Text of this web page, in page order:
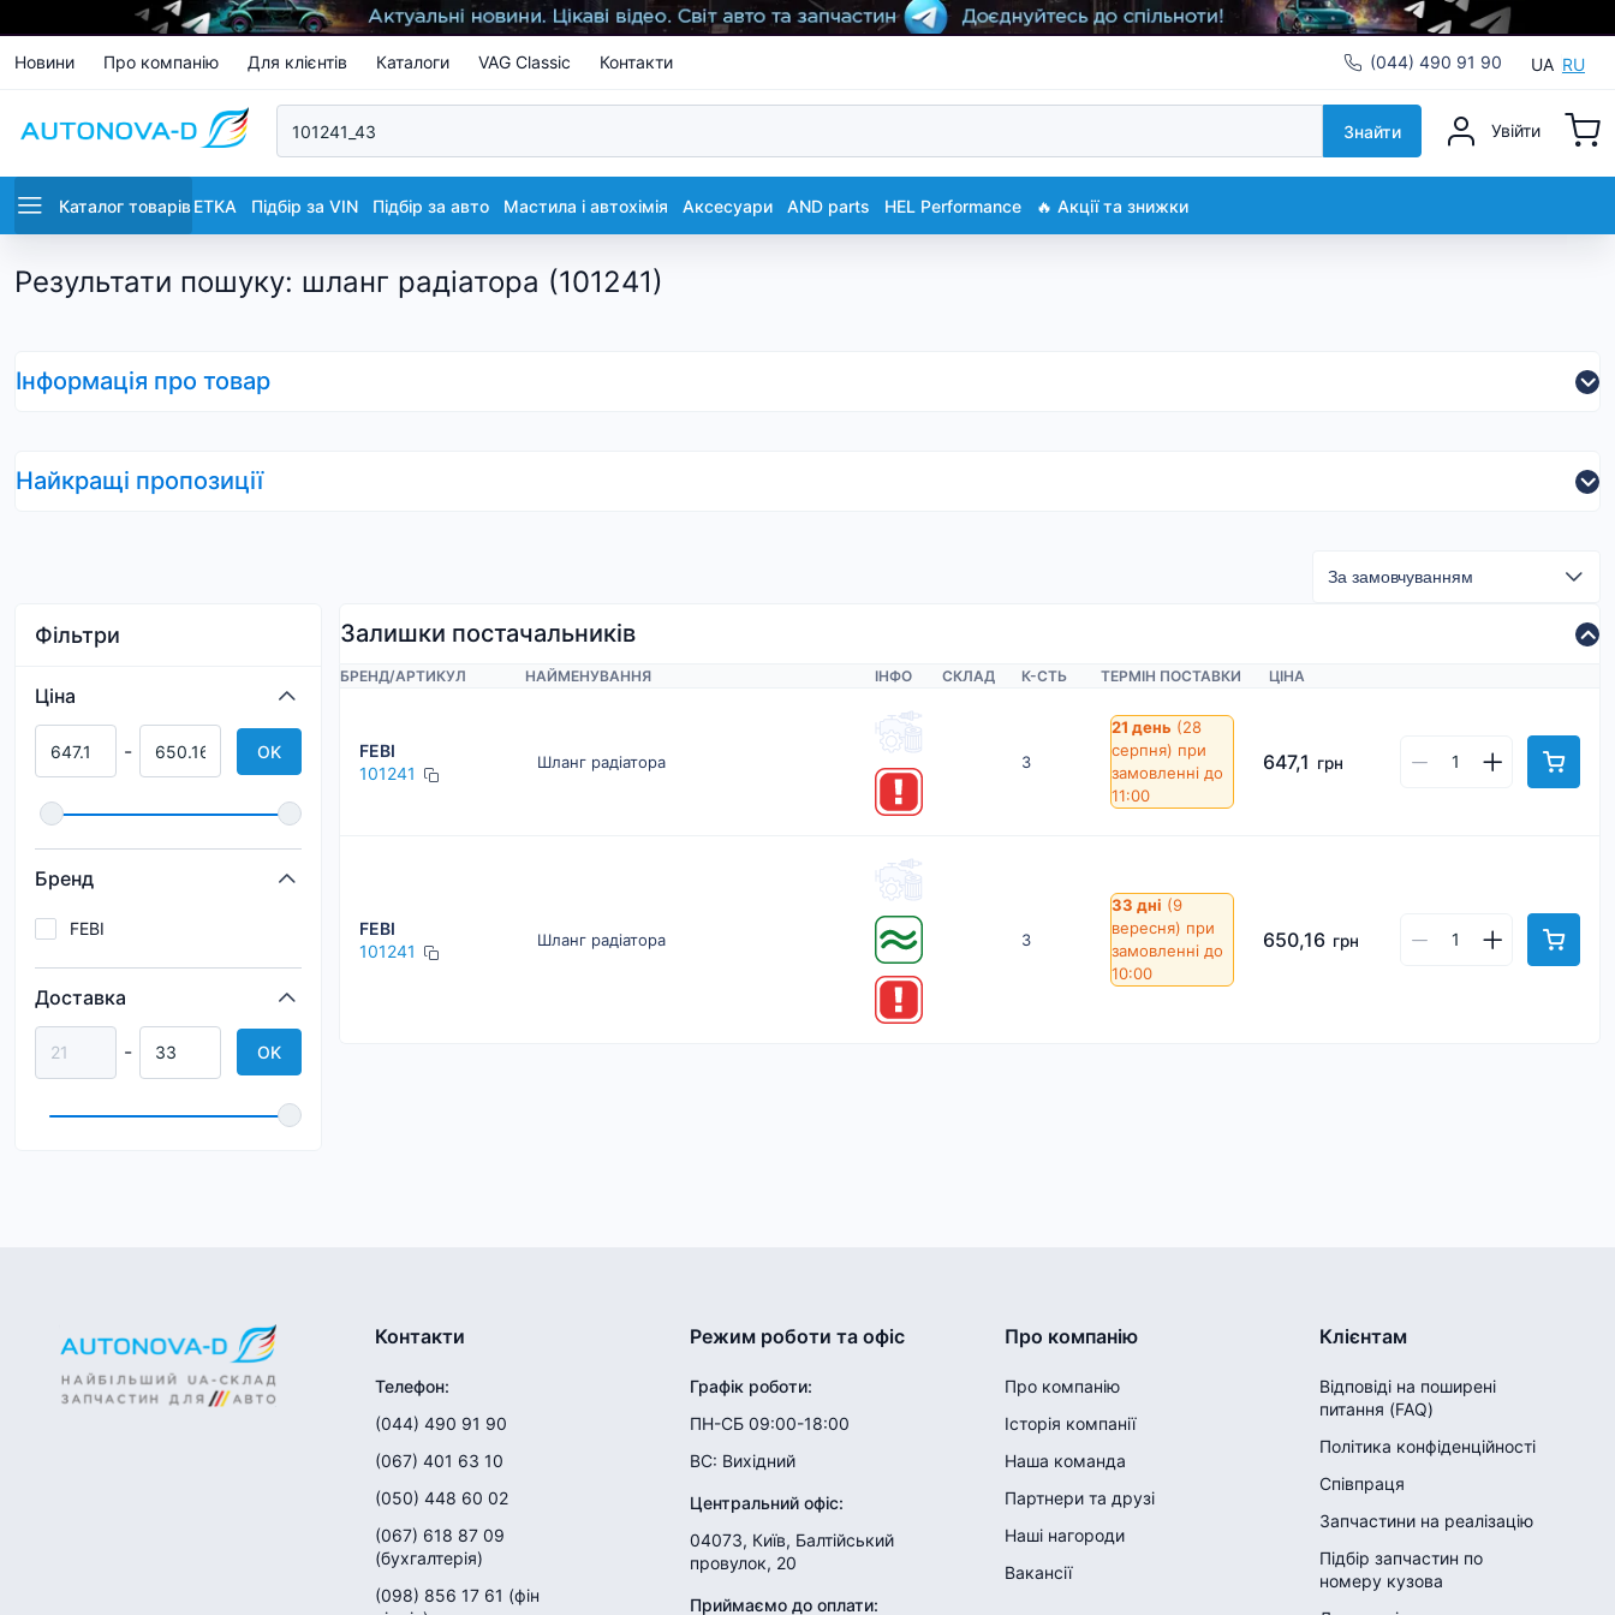
Новини Про компанію Для клієнтів Каталоги VAG Classic Контакти (044) 490 91 90 UA RU
Знайти Увійти
Каталог товарівETKA Підбір за VIN Підбір за авто Мастила і автохімія Аксесуари AND parts HEL Performance 🔥 Акції та знижки
Результати пошуку: шланг радіатора (101241)
Інформація про товар
Найкращі пропозиції
Фільтри
Ціна
- OK
Бренд
FEBI
Доставка
- OK
Залишки постачальників
БРЕНД/АРТИКУЛ НАЙМЕНУВАННЯ ІНФО СКЛАД К-CТЬ ТЕРМІН ПОСТАВКИ ЦІНА
FEBI
101241
Шланг радіатора 3
21 день (28
серпня) при
замовленні до
11:00
647,1 грн
FEBI
101241
Шланг радіатора 3
33 дні (9
вересня) при
замовленні до
10:00
650,16 грн
Контакти
Телефон:
(044) 490 91 90
(067) 401 63 10
(050) 448 60 02
(067) 618 87 09
(бухгалтерія)
(098) 856 17 61 (фін
Режим роботи та офіс
Графік роботи:
ПН-СБ 09:00-18:00
ВС: Вихідний
Центральний офіс:
04073, Київ, Балтійський
провулок, 20
Приймаємо до оплати:
Про компанію
Про компанію
Історія компанії
Наша команда
Партнери та друзі
Наші нагороди
Вакансії
Клієнтам
Відповіді на поширені
питання (FAQ)
Політика конфіденційності
Співпраця
Запчастини на реалізацію
Підбір запчастин по
номеру кузова